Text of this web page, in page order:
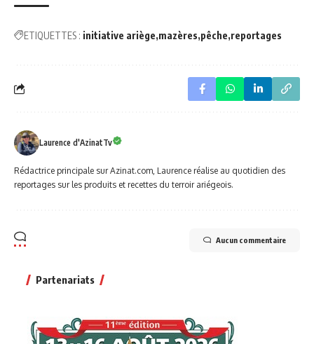
ETIQUETTES : initiative ariège mazères pêche reportages
Laurence d'AzinatTv
Rédactrice principale sur Azinat.com, Laurence réalise au quotidien des
reportages sur les produits et recettes du terroir ariégeois.
Aucun commentaire
Partenariats